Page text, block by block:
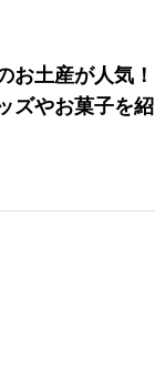
お土産が人気！
ズやお菓子を紹